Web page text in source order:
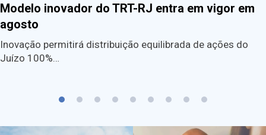
Modelo inovador do TRT-RJ entra em vigor em
agosto
Inovação permitirá distribuição equilibrada de ações do
Juízo 100%…